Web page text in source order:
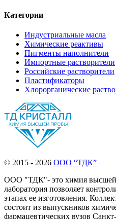
Категории
Индустриальные масла
Химические реактивы
Пигменты наполнители
Импортные растворители
Российские растворители
Пластификаторы
Хлорорганические
© 2015 - 2026 ООО “ТДК”
ООО "ТДК"- это химия высшей
лаборатория позволяет
этапах ее изготовления.
состоит из выпускников
фармацевтических вузов